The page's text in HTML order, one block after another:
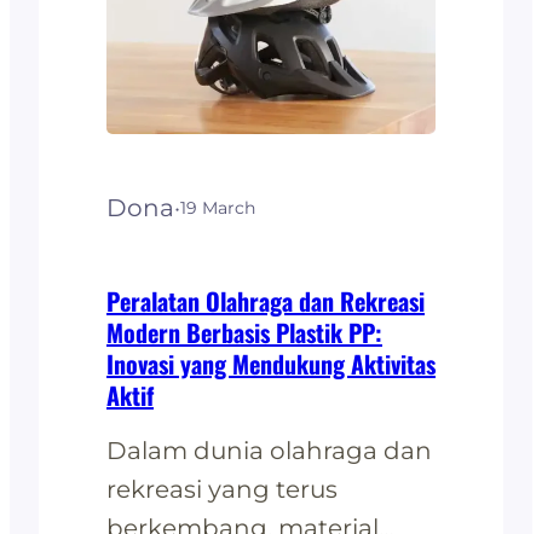
produk fashionyang
inovatif dan ramah
lingkungan. Produk
Fashion Berbahan Plastik
dalam Fashion Plastik…
Dona·19 March
Peralatan Olahraga dan Rekreasi
Modern Berbasis Plastik PP:
Inovasi yang Mendukung Aktivitas
Aktif
Dalam dunia olahraga dan
rekreasi yang terus
berkembang, material